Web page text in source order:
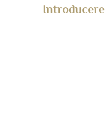
Introducere